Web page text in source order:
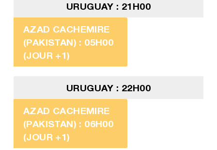
URUGUAY : 21H00
AZAD CACHEMIRE
(PAKISTAN) : 05H00
(JOUR +1)
URUGUAY : 22H00
AZAD CACHEMIRE
(PAKISTAN) : 06H00
(JOUR +1)